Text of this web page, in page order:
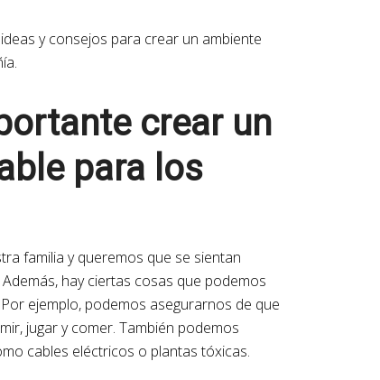
y consejos para crear un ambiente
crear un
para los
familia y queremos que se sientan
hay ciertas cosas que podemos
ejemplo, podemos asegurarnos de que
jugar y comer. También podemos
cables eléctricos o plantas tóxicas.